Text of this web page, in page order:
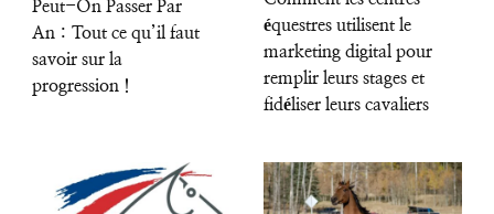
Peut-On Passer Par
An : Tout ce qu’il faut
savoir sur la
progression !
équestres utilisent le
marketing digital pour
remplir leurs stages et
fidéliser leurs cavaliers